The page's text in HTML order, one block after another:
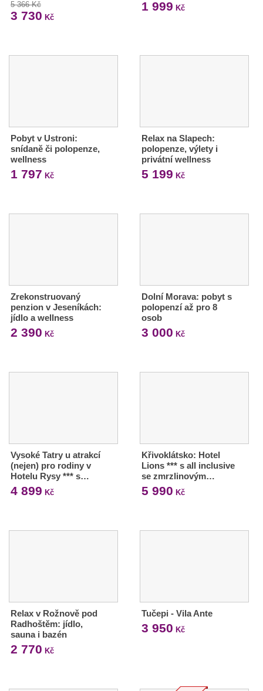
5 366 Kč
3 730 Kč
1 999 Kč
Pobyt v Ustroni:
snídaně či polopenze,
wellness
1 797 Kč
Relax na Slapech:
polopenze, výlety i
privátní wellness
5 199 Kč
Zrekonstruovaný
penzion v Jeseníkách:
jídlo a wellness
2 390 Kč
Dolní Morava: pobyt s
polopenzí až pro 8
osob
3 000 Kč
Vysoké Tatry u atrakcí
(nejen) pro rodiny v
Hotelu Rysy *** s…
4 899 Kč
Křivoklátsko: Hotel
Lions *** s all inclusive
se zmrzlinovým…
5 990 Kč
Relax v Rožnově pod
Radhoštěm: jídlo,
sauna i bazén
2 770 Kč
Tučepi - Vila Ante
3 950 Kč